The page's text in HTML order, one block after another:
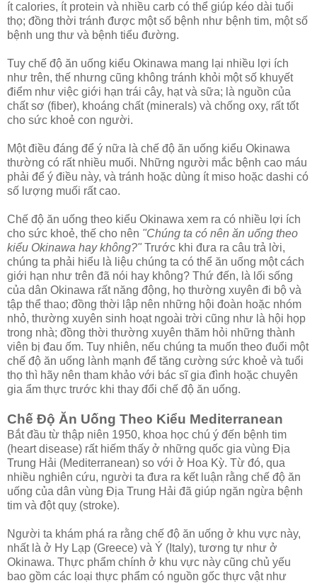
ít calories, ít protein và nhiều carb có thể giúp kéo dài tuổi
thọ; đồng thời tránh được một số bệnh như bệnh tim, một số
bệnh ung thư và bệnh tiểu đường.
Tuy chế độ ăn uống kiểu Okinawa mang lại nhiều lợi ích
như trên, thế nhưng cũng không tránh khỏi một số khuyết
điểm như việc giới hạn trái cây, hạt và sữa; là nguồn của
chất sơ (fiber), khoáng chất (minerals) và chống oxy, rất tốt
cho sức khoẻ con người.
Một điều đáng để ý nữa là chế độ ăn uống kiểu Okinawa
thường có rất nhiều muối. Những người mắc bệnh cao máu
phải để ý điều này, và tránh hoặc dùng ít miso hoặc dashi có
số lượng muối rất cao.
Chế độ ăn uống theo kiểu Okinawa xem ra có nhiều lợi ích
cho sức khoẻ, thế cho nên "Chúng ta có nên ăn uống theo
kiểu Okinawa hay không?" Trước khi đưa ra câu trả lời,
chúng ta phải hiểu là liệu chúng ta có thể ăn uống một cách
giới hạn như trên đã nói hay không? Thứ đến, là lối sống
của dân Okinawa rất năng động, họ thường xuyên đi bộ và
tập thể thao; đồng thời lập nên những hội đoàn hoặc nhóm
nhỏ, thường xuyên sinh hoạt ngoài trời cũng như là hội họp
trong nhà; đồng thời thường xuyên thăm hỏi những thành
viên bị đau ốm. Tuy nhiên, nếu chúng ta muốn theo đuổi một
chế độ ăn uống lành mạnh để tăng cường sức khoẻ và tuổi
thọ thì hãy nên tham khảo với bác sĩ gia đình hoặc chuyên
gia ẩm thực trước khi thay đổi chế độ ăn uống.
Chế Độ Ăn Uống Theo Kiểu Mediterranean
Bắt đầu từ thập niên 1950, khoa học chú ý đến bệnh tim
(heart disease) rất hiếm thấy ở những quốc gia vùng Địa
Trung Hải (Mediterranean) so với ở Hoa Kỳ. Từ đó, qua
nhiều nghiên cứu, người ta đưa ra kết luận rằng chế độ ăn
uống của dân vùng Địa Trung Hải đã giúp ngăn ngừa bệnh
tim và đột quỵ (stroke).
Người ta khám phá ra rằng chế độ ăn uống ở khu vực này,
nhất là ở Hy Lạp (Greece) và Ý (Italy), tương tự như ở
Okinawa. Thực phẩm chính ở khu vực này cũng chủ yếu
bao gồm các loại thực phẩm có nguồn gốc thực vật như